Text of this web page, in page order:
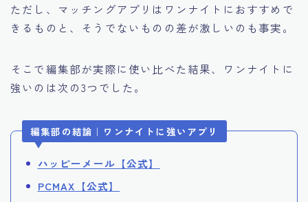
ただし、マッチングアプリはワンナイトにおすすめで
きるものと、そうでないものの差が激しいのも事実。
そこで編集部が実際に使い比べた結果、ワンナイトに
強いのは次の3つでした。
編集部の結論｜ワンナイトに強いアプリ
ハッピーメール【公式】
PCMAX【公式】